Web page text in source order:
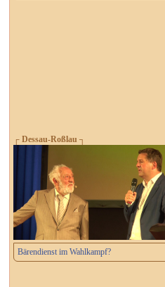
┌ Dessau-Roßlau ┐
Bärendienst im Wahlkampf?